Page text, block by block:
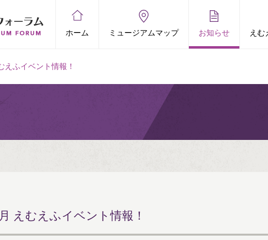
ホーム ミュージアムマップ お知らせ えむ
えふイベント情報！
えむえふイベント情報！